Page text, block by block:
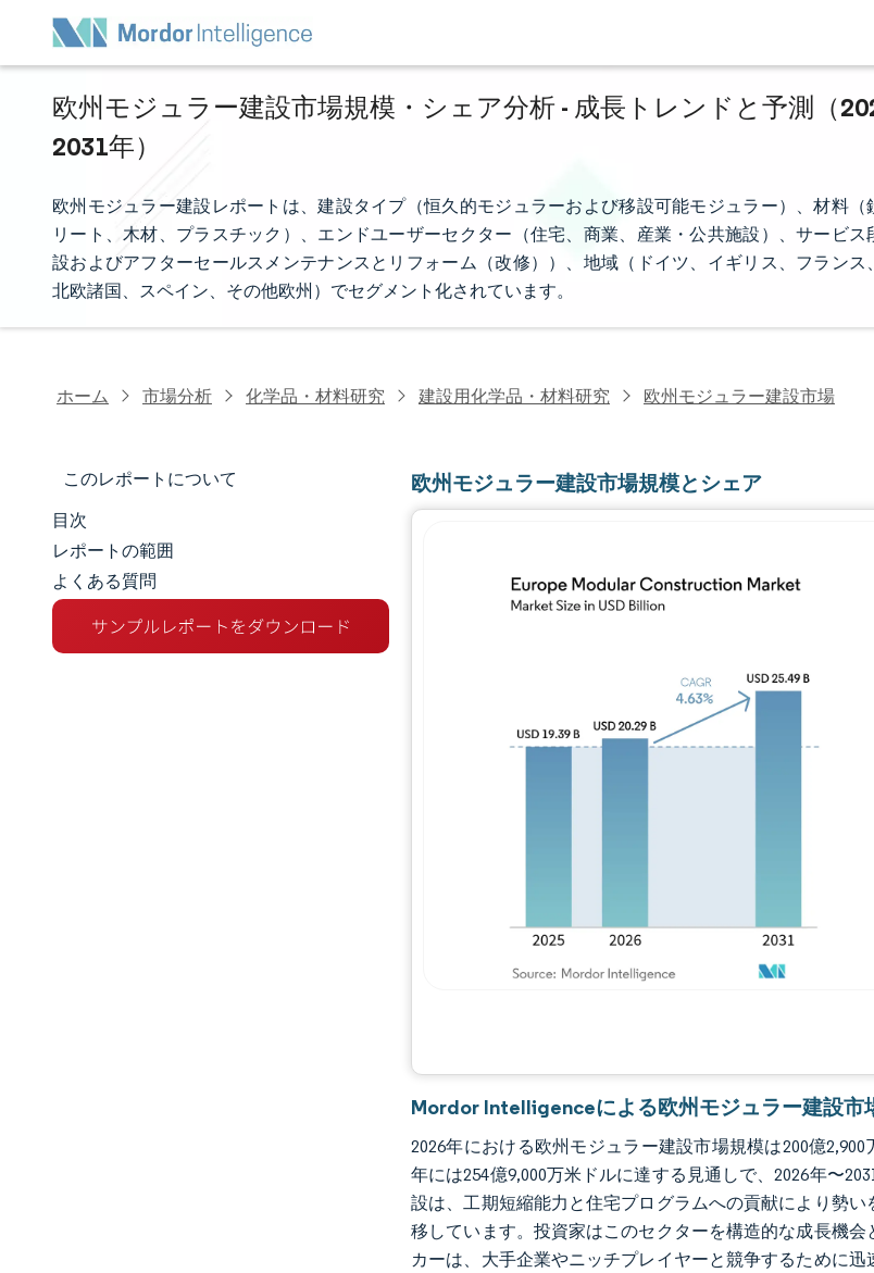
欧州モジュラー建設市場規模・シェア分析 - 成長トレンドと予測（
2031年）
欧州モジュラー建設レポートは、建設タイプ（恒久的モジュラーおよび移設可能モジュラー）、材料（
リート、木材、プラスチック）、エンドユーザーセクター（住宅、商業、産業・公共施設）、サービス
設およびアフターセールスメンテナンスとリフォーム（改修））、地域（ドイツ、イギリス、フランス
北欧諸国、スペイン、その他欧州）でセグメント化されています。
ホーム 市場分析 化学品・材料研究 建設用化学品・材料研究 欧州モジュラー建設市場
このレポートについて
市場規模とシェア
市場分析
トレンドとインサイト
目次
レポートの範囲
よくある質問
欧州モジュラー建設市場規模とシェア
画像 © Mordor Intelligence。再利用
Mordor Intelligenceによる欧州モジュラー建設市
2026年における欧州モジュラー建設市場規模は200億
年には254億9,000万米ドルに達する見通しで、2026年〜
設は、工期短縮能力と住宅プログラムへの貢献により勢
移しています。投資家はこのセクターを構造的な成長機
カーは、大手企業やニッチプレイヤーと競争するために